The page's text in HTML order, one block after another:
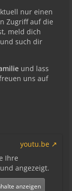
nur einen
Zugriff auf die
meld dich
such dir
und lass
uns auf
youtu.be
Ihre
angezeigt.
anzeigen